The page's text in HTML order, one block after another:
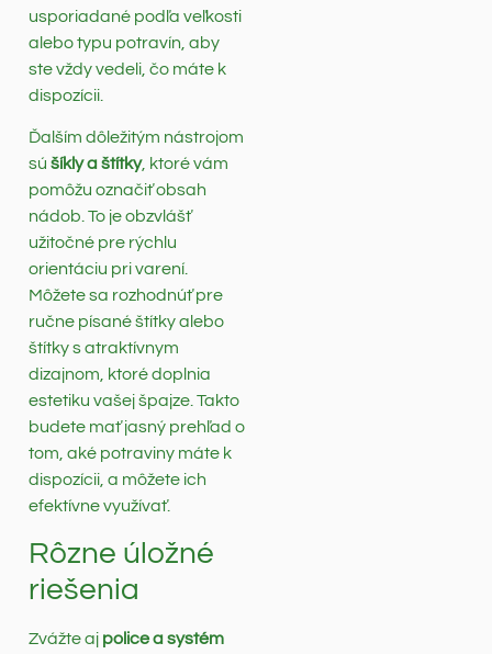
usporiadané podľa veľkosti
alebo typu potravín, aby
ste vždy vedeli, čo máte k
dispozícii.
Ďalším dôležitým nástrojom
sú šíkly a štítky, ktoré vám
pomôžu označiť obsah
nádob. To je obzvlášť
užitočné pre rýchlu
orientáciu pri varení.
Môžete sa rozhodnúť pre
ručne písané štítky alebo
štítky s atraktívnym
dizajnom, ktoré doplnia
estetiku vašej špajze. Takto
budete mať jasný prehľad o
tom, aké potraviny máte k
dispozícii, a môžete ich
efektívne využívať.
Rôzne úložné
riešenia
Zvážte aj police a systém